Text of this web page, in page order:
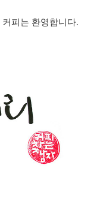
피는 환영합니다.